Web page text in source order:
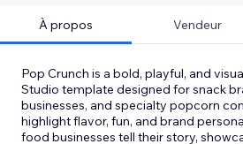
À propos Vendeur
Pop Crunch is a bold, playful, and
Studio template designed for snack
businesses, and specialty popcorn
highlight flavor, fun, and brand
food businesses tell their story,